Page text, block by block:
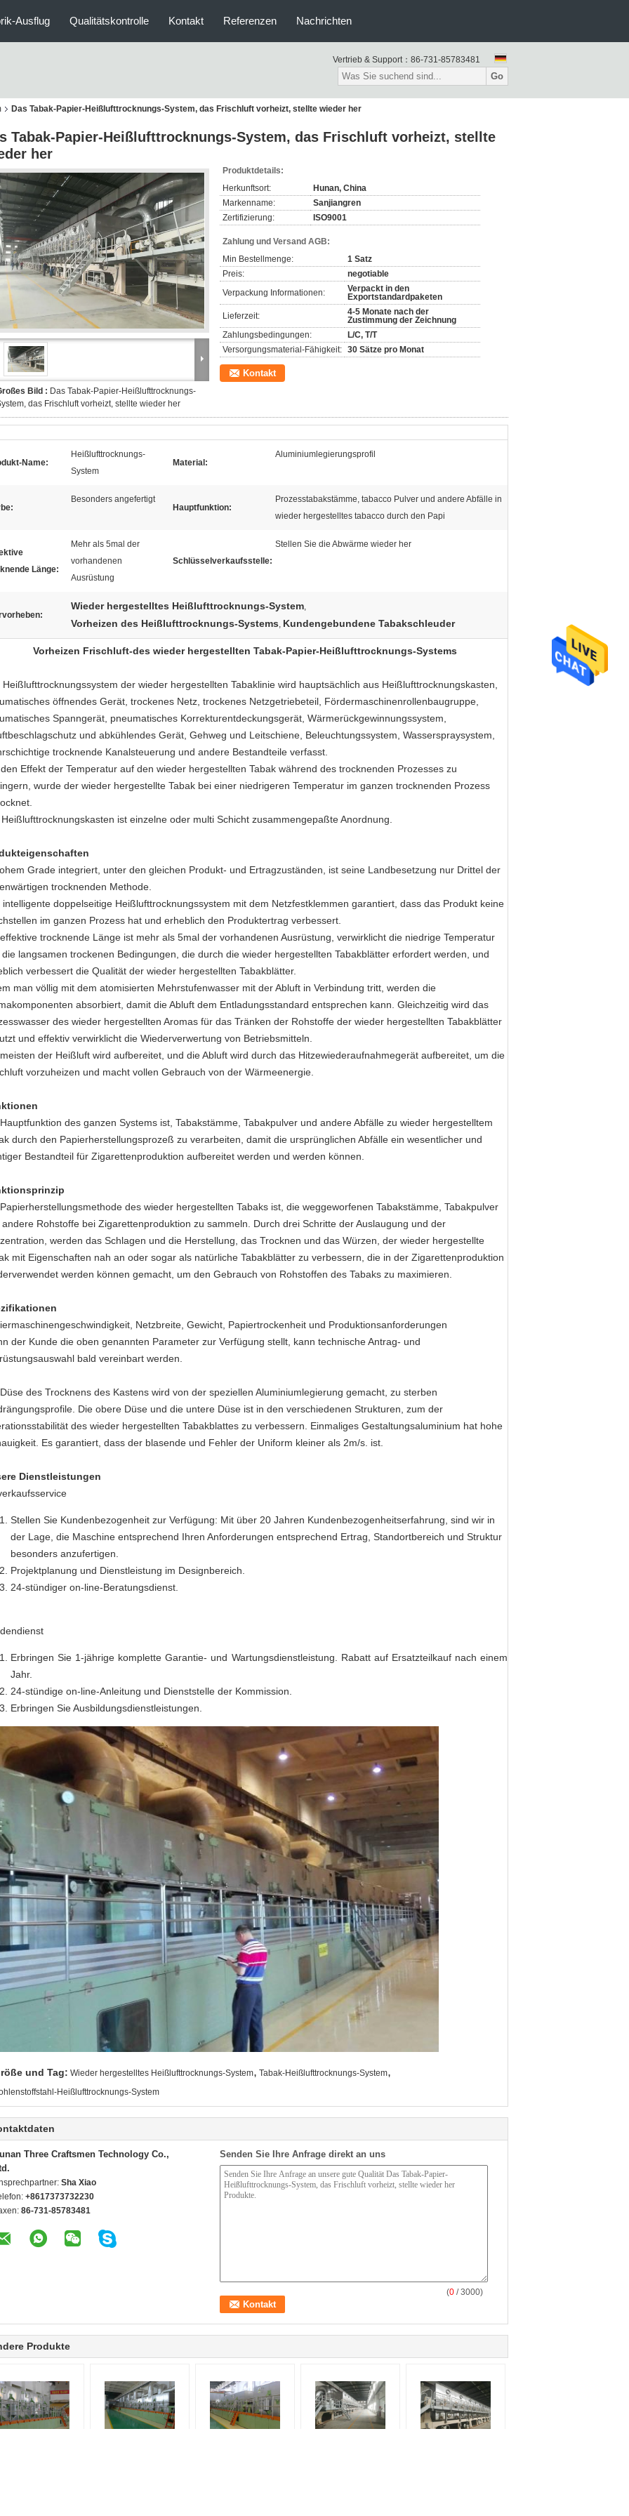
Ausflug Qualitätskontrolle Kontakt Referenzen Nachrichten
Vertrieb & Support： 86-731-85783481
Go
Das Tabak-Papier-Heißlufttrocknungs-System, das Frischluft vorheizt, stellte wieder her
Tabak-Papier-Heißlufttrocknungs-System, das Frischluft vorheizt, stellte
her
Bild : Das Tabak-Papier-Heißlufttrocknungs-
das Frischluft vorheizt, stellte wieder her
Produktdetails:
Herkunftsort:
Hunan, China
Markenname:
Sanjiangren
Zertifizierung:
ISO9001
Zahlung und Versand AGB:
Min Bestellmenge:
1 Satz
Preis:
negotiable
Verpackung Informationen:
Verpackt in den
Exportstandardpaketen
Lieferzeit:
4-5 Monate nach der
Zustimmung der Zeichnung
Zahlungsbedingungen:
L/C, T/T
Versorgungsmaterial-Fähigkeit: 30 Sätze pro Monat
Kontakt
Name:
Heißlufttrocknungs-
System
Material:
Aluminiumlegierungsprofil
Besonders angefertigt
Hauptfunktion:
Prozesstabakstämme, tabacco Pulver und andere Abfälle in
wieder hergestelltes tabacco durch den Papi
Länge:
Mehr als 5mal der
vorhandenen
Ausrüstung
Schlüsselverkaufsstelle:
Stellen Sie die Abwärme wieder her
Wieder hergestelltes Heißlufttrocknungs-System,
Vorheizen des Heißlufttrocknungs-Systems, Kundengebundene Tabakschleuder
Vorheizen Frischluft-des wieder hergestellten Tabak-Papier-Heißlufttrocknungs-Systems
Heißlufttrocknungssystem der wieder hergestellten Tabaklinie wird hauptsächlich aus Heißlufttrocknungskasten,
öffnendes Gerät, trockenes Netz, trockenes Netzgetriebeteil, Fördermaschinenrollenbaugruppe,
Spanngerät, pneumatisches Korrekturentdeckungsgerät, Wärmerückgewinnungssystem,
und abkühlendes Gerät, Gehweg und Leitschiene, Beleuchtungssystem, Wasserspraysystem,
trocknende Kanalsteuerung und andere Bestandteile verfasst.
Effekt der Temperatur auf den wieder hergestellten Tabak während des trocknenden Prozesses zu
wurde der wieder hergestellte Tabak bei einer niedrigeren Temperatur im ganzen trocknenden Prozess
ist einzelne oder multi Schicht zusammengepaßte Anordnung.
Grade integriert, unter den gleichen Produkt- und Ertragzuständen, ist seine Landbesetzung nur Drittel der
trocknenden Methode.
intelligente doppelseitige Heißlufttrocknungssystem mit dem Netzfestklemmen garantiert, dass das Produkt keine
im ganzen Prozess hat und erheblich den Produktertrag verbessert.
trocknende Länge ist mehr als 5mal der vorhandenen Ausrüstung, verwirklicht die niedrige Temperatur
langsamen trockenen Bedingungen, die durch die wieder hergestellten Tabakblätter erfordert werden, und
verbessert die Qualität der wieder hergestellten Tabakblätter.
man völlig mit dem atomisierten Mehrstufenwasser mit der Abluft in Verbindung tritt, werden die
absorbiert, damit die Abluft dem Entladungsstandard entsprechen kann. Gleichzeitig wird das
des wieder hergestellten Aromas für das Tränken der Rohstoffe der wieder hergestellten Tabakblätter
und effektiv verwirklicht die Wiederverwertung von Betriebsmitteln.
der Heißluft wird aufbereitet, und die Abluft wird durch das Hitzewiederaufnahmegerät aufbereitet, um die
vorzuheizen und macht vollen Gebrauch von der Wärmeenergie.
des ganzen Systems ist, Tabakstämme, Tabakpulver und andere Abfälle zu wieder hergestelltem
durch den Papierherstellungsprozeß zu verarbeiten, damit die ursprünglichen Abfälle ein wesentlicher und
Bestandteil für Zigarettenproduktion aufbereitet werden und werden können.
des wieder hergestellten Tabaks ist, die weggeworfenen Tabakstämme, Tabakpulver
Rohstoffe bei Zigarettenproduktion zu sammeln. Durch drei Schritte der Auslaugung und der
werden das Schlagen und die Herstellung, das Trocknen und das Würzen, der wieder hergestellte
mit Eigenschaften nah an oder sogar als natürliche Tabakblätter zu verbessern, die in der Zigarettenproduktion
werden können gemacht, um den Gebrauch von Rohstoffen des Tabaks zu maximieren.
Netzbreite, Gewicht, Papiertrockenheit und Produktionsanforderungen
der Kunde die oben genannten Parameter zur Verfügung stellt, kann technische Antrag- und
bald vereinbart werden.
des Trocknens des Kastens wird von der speziellen Aluminiumlegierung gemacht, zu sterben
Die obere Düse und die untere Düse ist in den verschiedenen Strukturen, zum der
des wieder hergestellten Tabakblattes zu verbessern. Einmaliges Gestaltungsaluminium hat hohe
Es garantiert, dass der blasende und Fehler der Uniform kleiner als 2m/s. ist.
Dienstleistungen
Stellen Sie Kundenbezogenheit zur Verfügung: Mit über 20 Jahren Kundenbezogenheitserfahrung, sind wir in
der Lage, die Maschine entsprechend Ihren Anforderungen entsprechend Ertrag, Standortbereich und Struktur
besonders anzufertigen.
Projektplanung und Dienstleistung im Designbereich.
24-stündiger on-line-Beratungsdienst.
Erbringen Sie 1-jährige komplette Garantie- und Wartungsdienstleistung. Rabatt auf Ersatzteilkauf nach einem
Jahr.
24-stündige on-line-Anleitung und Dienststelle der Kommission.
Erbringen Sie Ausbildungsdienstleistungen.
und Tag: Wieder hergestelltes Heißlufttrocknungs-System, Tabak-Heißlufttrocknungs-System,
Heißlufttrocknungs-System
Three Craftsmen Technology Co.,
Sha Xiao
+8617373732230
86-731-85783481
Senden Sie Ihre Anfrage direkt an uns
(0 / 3000)
Produkte